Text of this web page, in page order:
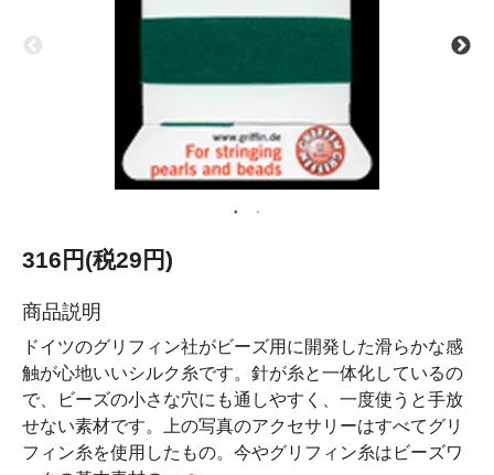
316円(税29円)
商品説明
ドイツのグリフィン社がビーズ用に開発した滑らかな感
触が心地いいシルク糸です。針が糸と一体化しているの
で、ビーズの小さな穴にも通しやすく、一度使うと手放
せない素材です。上の写真のアクセサリーはすべてグリ
フィン糸を使用したもの。今やグリフィン糸はビーズワ